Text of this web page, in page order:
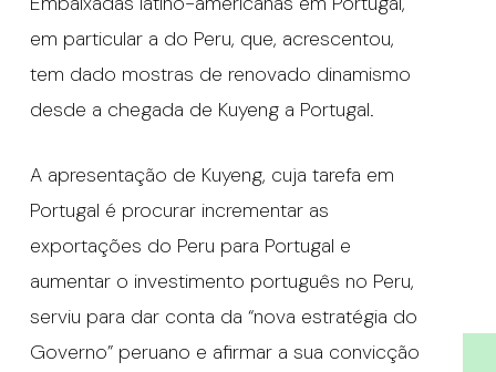
em particular a do Peru, que, acrescentou,
tem dado mostras de renovado dinamismo
desde a chegada de Kuyeng a Portugal.
A apresentação de Kuyeng, cuja tarefa em
Portugal é procurar incrementar as
exportações do Peru para Portugal e
aumentar o investimento português no Peru,
serviu para dar conta da “nova estratégia do
Governo” peruano e afirmar a sua convicção